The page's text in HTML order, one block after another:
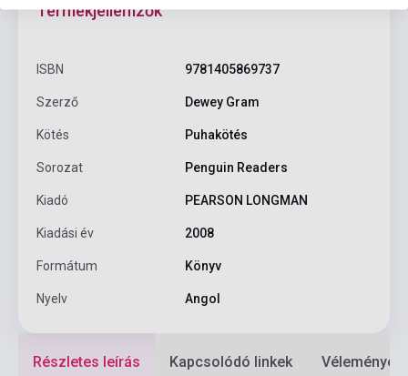
Termékjellemzők
ISBN 9781405869737
Szerző Dewey Gram
Kötés Puhakötés
Sorozat Penguin Readers
Kiadó PEARSON LONGMAN
Kiadási év 2008
Formátum Könyv
Nyelv Angol
Részletes leírás Kapcsolódó linkek Vélemények